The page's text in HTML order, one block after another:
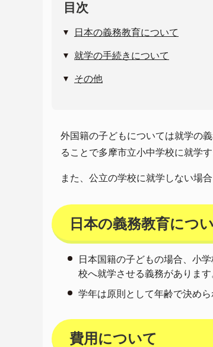
目次
日本の義務教育について
就学の手続きについて
その他
外国籍の子どもについては就学の
ることで多摩市立小中学校に就学
また、公立の学校に就学しない場
日本の義務教育につ
日本国籍の子どもの場合、小
校へ就学させる義務がありま
学年は原則として年齢で決め
費用について